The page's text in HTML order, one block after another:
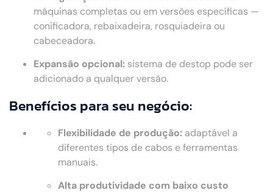
máquinas completas ou em versões específicas —
conificadora, rebaixadeira, rosquiadeira ou
cabeceadora.
Expansão opcional: sistema de destop pode ser
adicionado a qualquer versão.
Benefícios para seu negócio:
Flexibilidade de produção: adaptável a
diferentes tipos de cabos e ferramentas
manuais.
Alta produtividade com baixo custo